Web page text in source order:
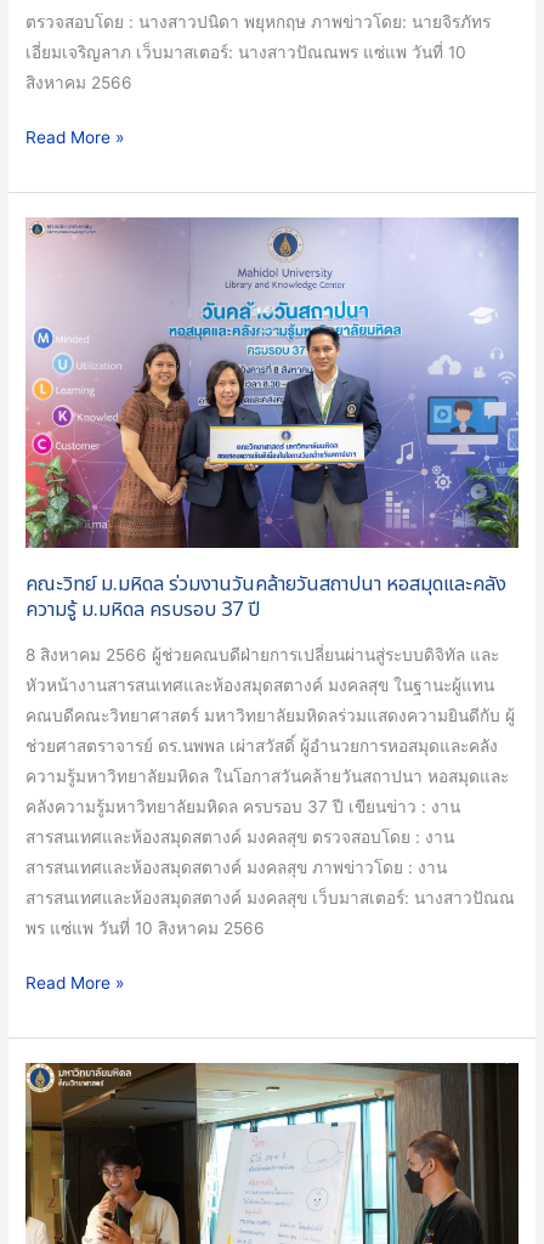
ตรวจสอบโดย : นางสาวปนิดา พยุหกฤษ ภาพข่าวโดย: นายจิรภัทร
เอี่ยมเจริญลาภ เว็บมาสเตอร์: นางสาวปัณณพร แซ่แพ วันที่ 10
สิงหาคม 2566
Read More »
คณะวิทย์ ม.มหิดล ร่วมงานวันคล้ายวันสถาปนา หอสมุดและคลัง
ความรู้ ม.มหิดล ครบรอบ 37 ปี
8 สิงหาคม 2566 ผู้ช่วยคณบดีฝ่ายการเปลี่ยนผ่านสู่ระบบดิจิทัล และ
หัวหน้างานสารสนเทศและห้องสมุดสตางค์ มงคลสุข ในฐานะผู้แทน
คณบดีคณะวิทยาศาสตร์ มหาวิทยาลัยมหิดลร่วมแสดงความยินดีกับ ผู้
ช่วยศาสตราจารย์ ดร.นพพล เผ่าสวัสดิ์ ผู้อำนวยการหอสมุดและคลัง
ความรู้มหาวิทยาลัยมหิดล ในโอกาสวันคล้ายวันสถาปนา หอสมุดและ
คลังความรู้มหาวิทยาลัยมหิดล ครบรอบ 37 ปี เขียนข่าว : งาน
สารสนเทศและห้องสมุดสตางค์ มงคลสุข ตรวจสอบโดย : งาน
สารสนเทศและห้องสมุดสตางค์ มงคลสุข ภาพข่าวโดย : งาน
สารสนเทศและห้องสมุดสตางค์ มงคลสุข เว็บมาสเตอร์: นางสาวปัณณ
พร แซ่แพ วันที่ 10 สิงหาคม 2566
คณะ
ร่วม
งาน
วัน
คล้าย
วัน
สถาปนา
หอ
สมุด
คลัง
รู้
ม.มหิดล
ครบ
รอบ
37
ปี
Read More »
คณะ
วิทย์
ม.มหิดล
นัก
สื่อสาร